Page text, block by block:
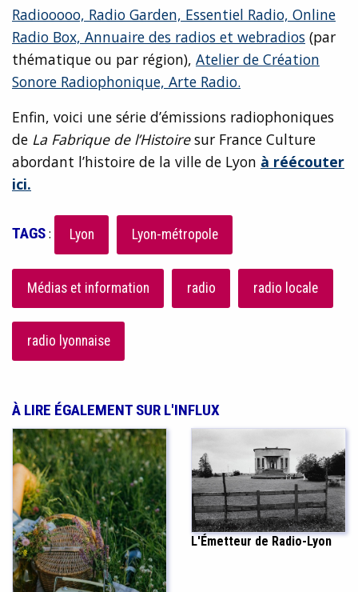
Radiooooo, Radio Garden, Essentiel Radio, Online
Radio Box, Annuaire des radios et webradios (par
thématique ou par région), Atelier de Création
Sonore Radiophonique, Arte Radio.
Enfin, voici une série d’émissions radiophoniques
de La Fabrique de l’Histoiresur France Culture
abordant l’histoire de la ville de Lyon à réécouter
ici.
TAGS: Lyon Lyon-métropole
Médias et information radio radio locale
radio lyonnaise
À LIRE ÉGALEMENT SUR L'INFLUX
L'Émetteur de Radio-Lyon